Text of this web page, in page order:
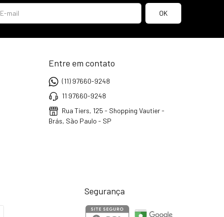
Entre em contato
(11) 97660-9248
11 97660-9248
Rua Tiers, 125 - Shopping Vautier -
Brás, São Paulo - SP
Segurança